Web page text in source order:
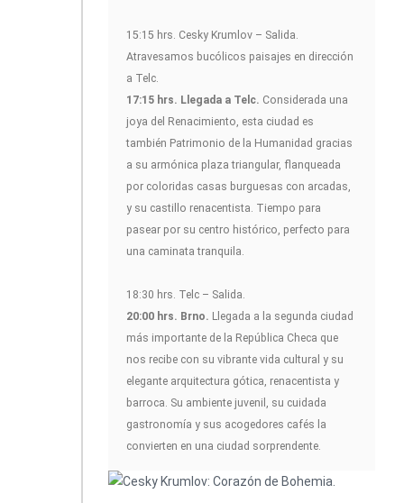
15:15 hrs. Cesky Krumlov – Salida.
Atravesamos bucólicos paisajes en dirección
a Telc.
17:15 hrs. Llegada a Telc. Considerada una
joya del Renacimiento, esta ciudad es
también Patrimonio de la Humanidad gracias
a su armónica plaza triangular, flanqueada
por coloridas casas burguesas con arcadas,
y su castillo renacentista. Tiempo para
pasear por su centro histórico, perfecto para
una caminata tranquila.
18:30 hrs. Telc – Salida.
20:00 hrs. Brno. Llegada a la segunda ciudad
más importante de la República Checa que
nos recibe con su vibrante vida cultural y su
elegante arquitectura gótica, renacentista y
barroca. Su ambiente juvenil, su cuidada
gastronomía y sus acogedores cafés la
convierten en una ciudad sorprendente.